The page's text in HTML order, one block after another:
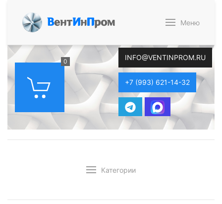
ВентИнПром Меню
0 INFO@VENTINPROM.RU
+7 (993) 621-14-32
Категории